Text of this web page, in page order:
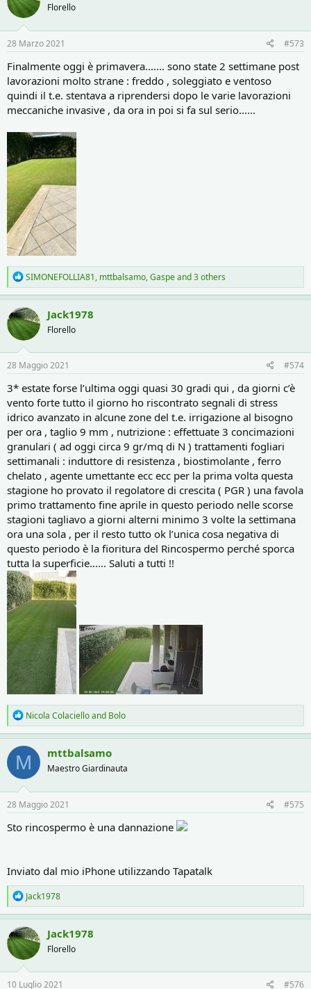
Florello
28 Marzo 2021 #573
Finalmente oggi è primavera....... sono state 2 settimane post
lavorazioni molto strane : freddo , soleggiato e ventoso
quindi il t.e. stentava a riprendersi dopo le varie lavorazioni
meccaniche invasive , da ora in poi si fa sul serio......
R
e
a
c
t
i
o
n
s
:
SIMONEFOLLIA81, mttbalsamo,Gaspeand 3 others
Jack1978
Florello
28 Maggio 2021 #574
3* estate forse l’ultima oggi quasi 30 gradi qui , da giorni c’è
vento forte tutto il giorno ho riscontrato segnali di stress
idrico avanzato in alcune zone del t.e. irrigazione al bisogno
per ora , taglio 9 mm , nutrizione : effettuate 3 concimazioni
granulari ( ad oggi circa 9 gr/mq di N ) trattamenti fogliari
settimanali : induttore di resistenza , biostimolante , ferro
chelato , agente umettante ecc ecc per la prima volta questa
stagione ho provato il regolatore di crescita ( PGR ) una favola
primo trattamento fine aprile in questo periodo nelle scorse
stagioni tagliavo a giorni alterni minimo 3 volte la settimana
ora una sola , per il resto tutto ok l’unica cosa negativa di
questo periodo è la fioritura del Rincospermo perché sporca
tutta la superficie...... Saluti a tutti !!
R
e
a
c
t
i
o
n
s
:
Nicola Colacielloand Bolo
M mttbalsamo
Maestro Giardinauta
28 Maggio 2021 #575
Sto rincospermo è una dannazione
Inviato dal mio iPhone utilizzando Tapatalk
R
e
a
c
t
i
o
n
s
Jack1978
Jack1978
Florello
10 Luglio 2021 #576